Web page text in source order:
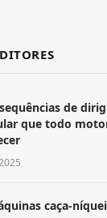
de
que todo
caça-